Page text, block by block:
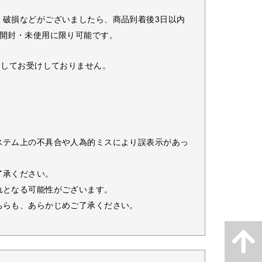
損などがございましたら、商品到着後3日以内
封・未使用に限り可能です。
てお受けしておりません。
ム上の不具合や人為的ミスにより誤表示があっ
ください。
なる可能性がございます。
も、あらかじめご了承ください。